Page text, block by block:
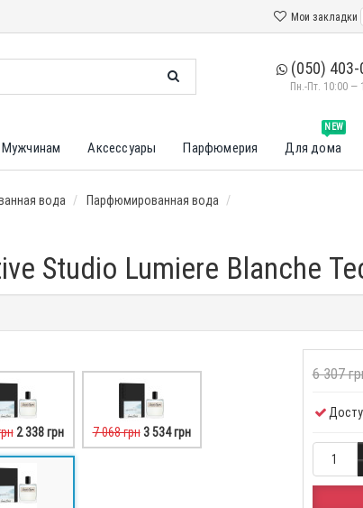
Мои закладки
(050)
Пн.-Пт. 10:00 —
Мужчинам Аксессуары Парфюмерия
NEW
Для дома
вода
Парфюмированная вода
Studio Lumiere Blanche
2 338 грн 7 068 грн3 534 грн
6 307